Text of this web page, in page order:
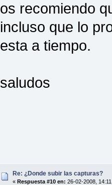
os recomiendo
incluso que lo
esta a tiempo.
saludos
Re: ¿Donde subir las capturas?
« Respuesta #10 en: 26-02-2008,